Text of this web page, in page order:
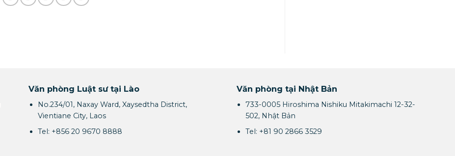
Văn phòng Luật sư tại Lào
No.234/01, Naxay Ward, Xaysedtha District,
Vientiane City, Laos
Tel: +856 20 9670 8888
Văn phòng tại Nhật Bản
733-0005 Hiroshima Nishiku Mitakimachi 12-32-
502, Nhật Bản
Tel: +81 90 2866 3529